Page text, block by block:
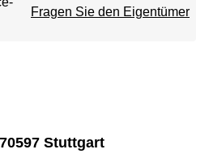
Fragen Sie den Eigentümer
Stuttgart